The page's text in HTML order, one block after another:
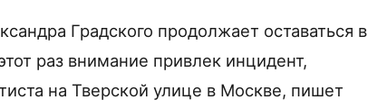
Градского продолжает оставаться в
раз внимание привлек инцидент,
на Тверской улице в Москве, пишет